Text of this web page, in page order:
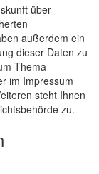
über
außerdem ein
dieser Daten zu
Thema
im Impressum
steht Ihnen
zu.